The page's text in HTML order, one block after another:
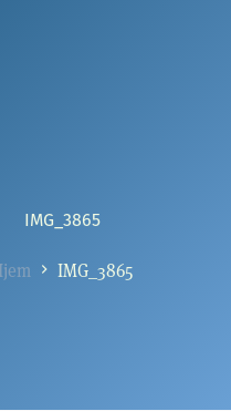
IMG_3865
IMG_3865